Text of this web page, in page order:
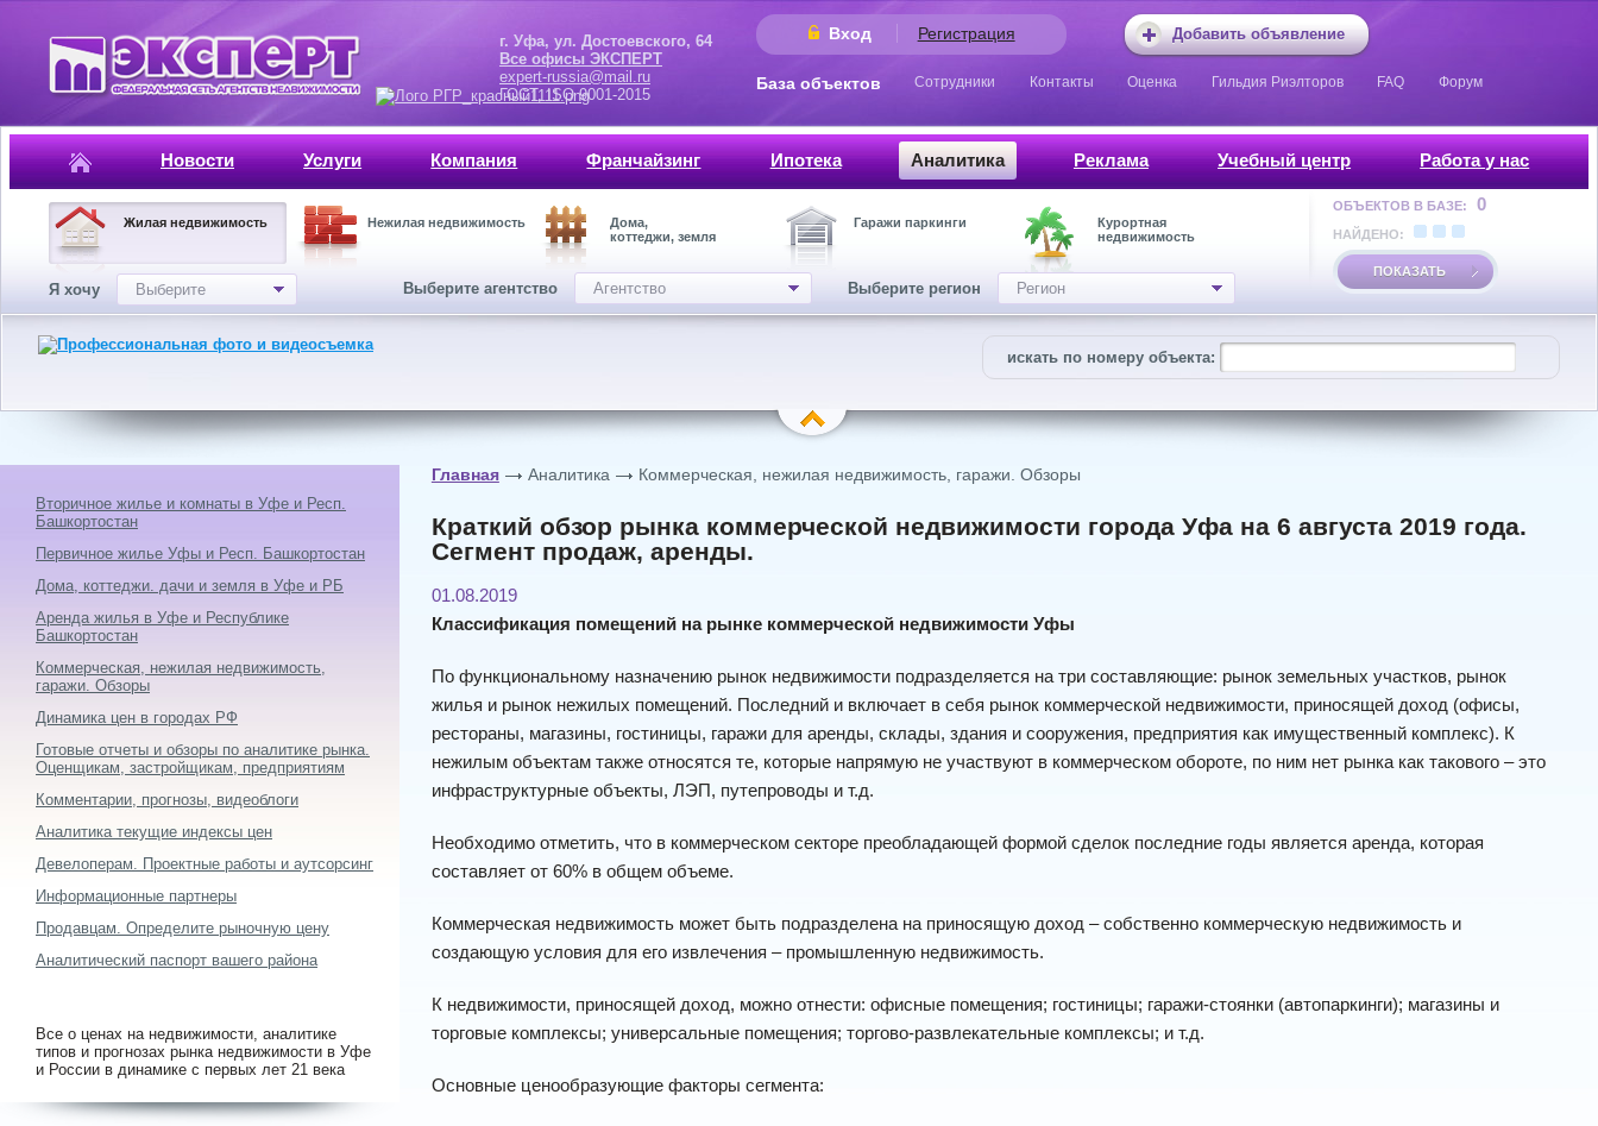
Добавить объявление
Вход Регистрация
г. Уфа, ул. Достоевского, 64
Все офисы ЭКСПЕРТ
expert-russia@mail.ru
ГОСТ, ISO 9001-2015
База объектов Сотрудники Контакты Оценка Гильдия Риэлторов FAQ Форум
Новости Услуги Компания Франчайзинг Ипотека Аналитика Реклама Учебный центр Работа у нас
Жилая недвижимость Нежилая недвижимость
Дома,
коттеджи, земля
Гаражи паркинги
Курортная
недвижимость
Я хочу Выберите Выберите агентство Агентство Выберите регион Регион
ОБЪЕКТОВ В БАЗЕ: 0
НАЙДЕНО:
ПОКАЗАТЬ
искать по номеру объекта:
Главная Аналитика Коммерческая, нежилая недвижимость, гаражи. Обзоры
Краткий обзор рынка коммерческой недвижимости города Уфа на 6 августа 2019 года.
Сегмент продаж, аренды.
01.08.2019
Классификация помещений на рынке коммерческой недвижимости Уфы
По функциональному назначению рынок недвижимости подразделяется на три составляющие: рынок земельных участков, рынок
жилья и рынок нежилых помещений. Последний и включает в себя рынок коммерческой недвижимости, приносящей доход (офисы,
рестораны, магазины, гостиницы, гаражи для аренды, склады, здания и сооружения, предприятия как имущественный комплекс). К
нежилым объектам также относятся те, которые напрямую не участвуют в коммерческом обороте, по ним нет рынка как такового – это
инфраструктурные объекты, ЛЭП, путепроводы и т.д.
Необходимо отметить, что в коммерческом секторе преобладающей формой сделок последние годы является аренда, которая
составляет от 60% в общем объеме.
Коммерческая недвижимость может быть подразделена на приносящую доход – собственно коммерческую недвижимость и
создающую условия для его извлечения – промышленную недвижимость.
К недвижимости, приносящей доход, можно отнести: офисные помещения; гостиницы; гаражи-стоянки (автопаркинги); магазины и
торговые комплексы; универсальные помещения; торгово-развлекательные комплексы; и т.д.
Основные ценообразующие факторы сегмента:
Вторичное жилье и комнаты в Уфе и Респ.
Башкортостан
Первичное жилье Уфы и Респ. Башкортостан
Дома, коттеджи. дачи и земля в Уфе и РБ
Аренда жилья в Уфе и Республике
Башкортостан
Коммерческая, нежилая недвижимость,
гаражи. Обзоры
Динамика цен в городах РФ
Готовые отчеты и обзоры по аналитике рынка.
Оценщикам, застройщикам, предприятиям
Комментарии, прогнозы, видеоблоги
Аналитика текущие индексы цен
Девелоперам. Проектные работы и аутсорсинг
Информационные партнеры
Продавцам. Определите рыночную цену
Аналитический паспорт вашего района
Все о ценах на недвижимости, аналитике
типов и прогнозах рынка недвижимости в Уфе
и России в динамике с первых лет 21 века